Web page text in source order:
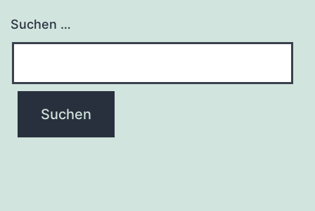
Suchen …